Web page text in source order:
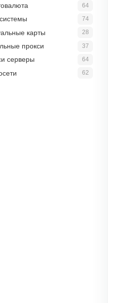
64
74
28
карты
37
прокси
64
серверы
62